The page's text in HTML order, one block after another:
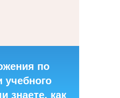
по
учебного
знаете, как